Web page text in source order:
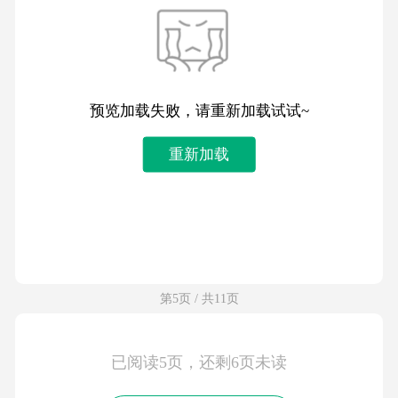
预览加载失败，请重新加载试试~
重新加载
第5页 / 共11页
已阅读5页，还剩6页未读